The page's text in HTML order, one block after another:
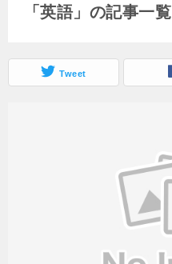
「英語」の記事一覧
Tweet